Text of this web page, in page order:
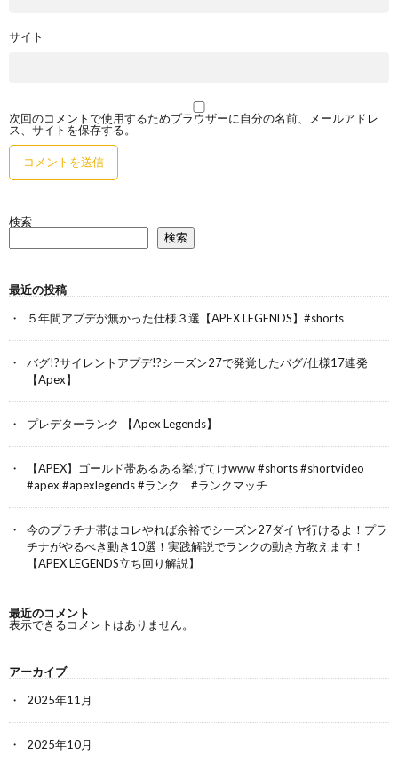
サイト
次回のコメントで使用するためブラウザーに自分の名前、メールアドレ
ス、サイトを保存する。
検索
検索
最近の投稿
５年間アプデが無かった仕様３選【APEX LEGENDS】#shorts
バグ!?サイレントアプデ!?シーズン27で発覚したバグ/仕様17連発
【Apex】
プレデターランク 【Apex Legends】
【APEX】ゴールド帯あるある挙げてけwww #shorts #shortvideo
#apex #apexlegends #ランク #ランクマッチ
今のプラチナ帯はコレやれば余裕でシーズン27ダイヤ行けるよ！プラ
チナがやるべき動き10選！実践解説でランクの動き方教えます！
【APEX LEGENDS立ち回り解説】
最近のコメント
表示できるコメントはありません。
アーカイブ
2025年11月
2025年10月